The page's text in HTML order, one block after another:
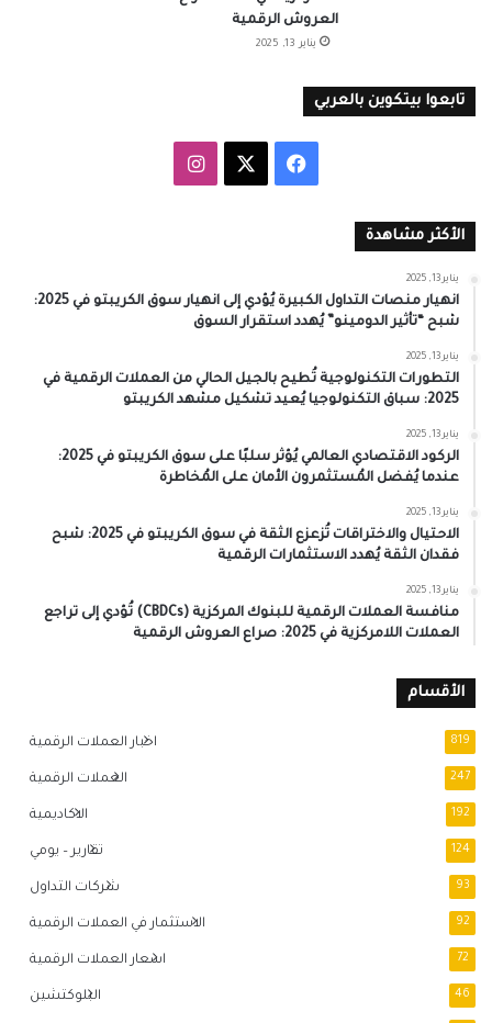
العروش الرقمية
يناير 13, 2025
تابعوا بيتكوين بالعربي
فيسبوك انستقرام
الأكثر مشاهدة
يناير 13, 2025
انهيار منصات التداول الكبيرة يُؤدي إلى انهيار سوق الكريبتو في 2025:
شبح “تأثير الدومينو” يُهدد استقرار السوق
يناير 13, 2025
التطورات التكنولوجية تُطيح بالجيل الحالي من العملات الرقمية في
2025: سباق التكنولوجيا يُعيد تشكيل مشهد الكريبتو
يناير 13, 2025
الركود الاقتصادي العالمي يُؤثر سلبًا على سوق الكريبتو في 2025:
عندما يُفضل المُستثمرون الأمان على المُخاطرة
يناير 13, 2025
الاحتيال والاختراقات تُزعزع الثقة في سوق الكريبتو في 2025: شبح
فقدان الثقة يُهدد الاستثمارات الرقمية
يناير 13, 2025
منافسة العملات الرقمية للبنوك المركزية (CBDCs) تُؤدي إلى تراجع
العملات اللامركزية في 2025: صراع العروش الرقمية
الأقسام
اخبار العملات الرقمية 819
العملات الرقمية 247
الاكاديمية 192
تقارير – يومي 124
شركات التداول 93
الاستثمار في العملات الرقمية 92
اسعار العملات الرقمية 72
البلوكتشين 46